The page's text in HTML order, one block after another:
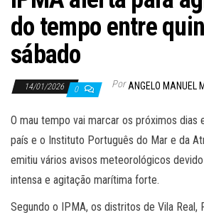
do tempo entre
sábado
14/01/2026 0 Por ANGELO MANUEL
O mau tempo vai marcar os próximos dias
país e o Instituto Português do Mar e da
emitiu vários avisos meteorológicos
intensa e agitação marítima forte.
Segundo o IPMA, os distritos de Vila Real,